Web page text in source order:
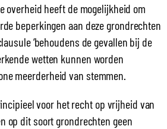
overheid heeft de mogelijkheid om
beperkingen aan deze grondrechten
‘behoudens de gevallen bij de
wetten kunnen worden
meerderheid van stemmen.
voor het recht op vrijheid van
op dit soort grondrechten geen